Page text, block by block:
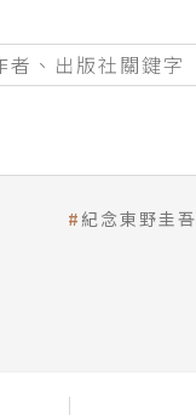
紀念東野圭吾